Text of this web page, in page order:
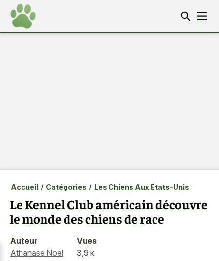
Accueil / Catégories / Les Chiens Aux États-Unis
Le Kennel Club américain découvre
le monde des chiens de race
Auteur
Athanase Noel
Vues
3,9 k